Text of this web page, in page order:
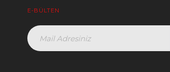
E-BÜLTEN